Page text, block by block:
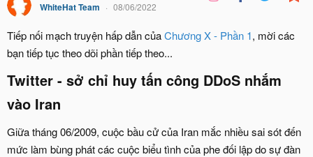
WhiteHat Team 08/06/2022
Tiếp nối mạch truyện hấp dẫn củaChương X - Phần 1, mời các
bạn tiếp tục theo dõi phần tiếp theo...
Twitter - sở chỉ huy tấn công DDoS nhắm
vào Iran​
Giữa tháng 06/2009, cuộc bầu cử của Iran mắc nhiều sai sót đến
mức làm bùng phát các cuộc biểu tình của phe đối lập do sự đàn